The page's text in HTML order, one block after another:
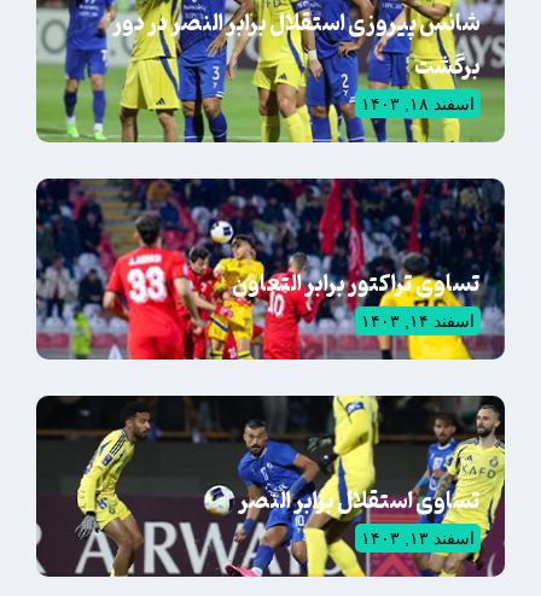
شانس پیروزی استقلال برابر النصر در دور
برگشت
اسفند ۱۸, ۱۴۰۳
تساوی تراکتور برابر التعاون
اسفند ۱۴, ۱۴۰۳
تساوی استقلال برابر النصر
اسفند ۱۳, ۱۴۰۳